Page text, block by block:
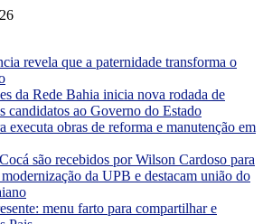
revela que a paternidade transforma o
da Rede Bahia inicia nova rodada de
candidatos ao Governo do Estado
executa obras de reforma e manutenção em
são recebidos por Wilson Cardoso para
da UPB e destacam união do
menu farto para compartilhar e